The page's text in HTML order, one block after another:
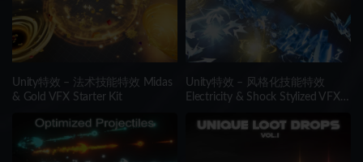
Unity特效 – 法术技能特效 Midas
& Gold VFX Starter Kit
Unity特效 – 风格化技能特效
Electricity & Shock Stylized VFX